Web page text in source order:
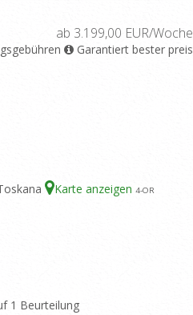
ab 3.199,00 EUR/Woche
Garantiert bester preis
Karte anzeigen 4-OR
1 Beurteilung